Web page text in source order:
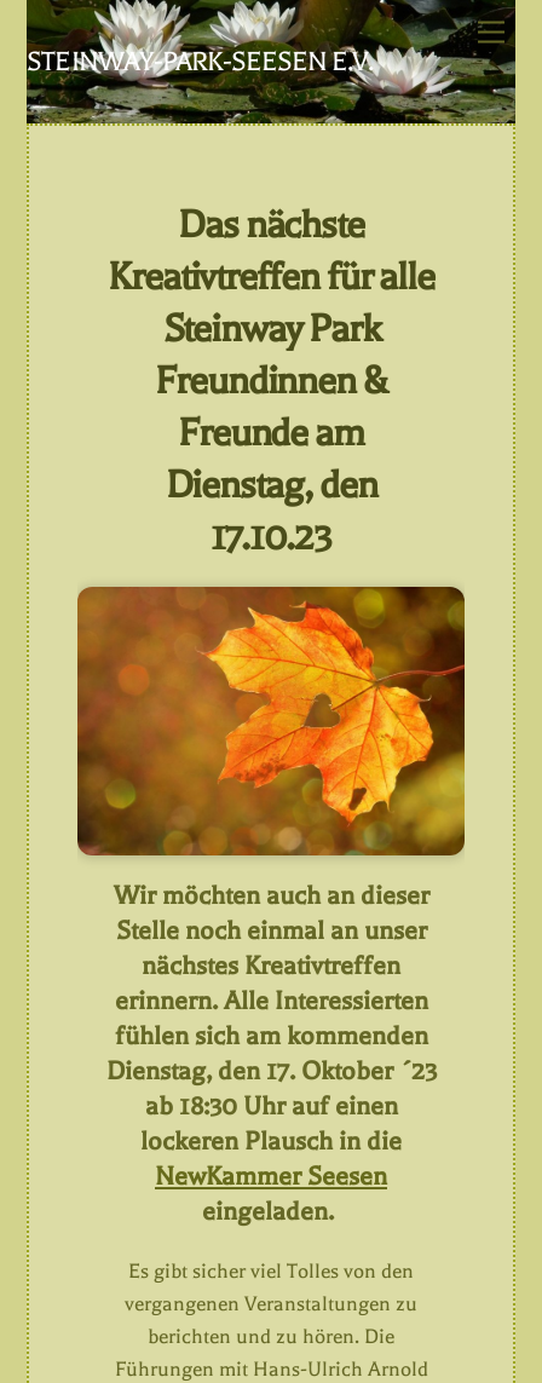
contentSTEINWAY-PARK-SEESEN E.V.
Das nächste
Kreativtreffen für alle
Steinway Park
Freundinnen &
Freunde am
Dienstag, den
17.10.23
Wir möchten auch an dieser
Stelle noch einmal an unser
nächstes Kreativtreffen
erinnern. Alle Interessierten
fühlen sich am kommenden
Dienstag, den 17. Oktober ´23
ab 18:30 Uhr auf einen
lockeren Plausch in die
NewKammer Seesen
eingeladen.
Es gibt sicher viel Tolles von den
vergangenen Veranstaltungen zu
berichten und zu hören. Die
Führungen mit Hans-Ulrich Arnold